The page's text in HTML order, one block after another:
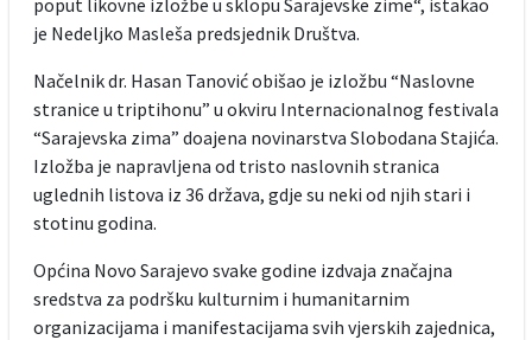
je Nedeljko Masleša predsjednik Društva.
Načelnik dr. Hasan Tanović obišao je izložbu “Naslovne
stranice u triptihonu” u okviru Internacionalnog festivala
“Sarajevska zima” doajena novinarstva Slobodana Stajića.
Izložba je napravljena od tristo naslovnih stranica
uglednih listova iz 36 država, gdje su neki od njih stari i
stotinu godina.
Općina Novo Sarajevo svake godine izdvaja značajna
sredstva za podršku kulturnim i humanitarnim
organizacijama i manifestacijama svih vjerskih zajednica,